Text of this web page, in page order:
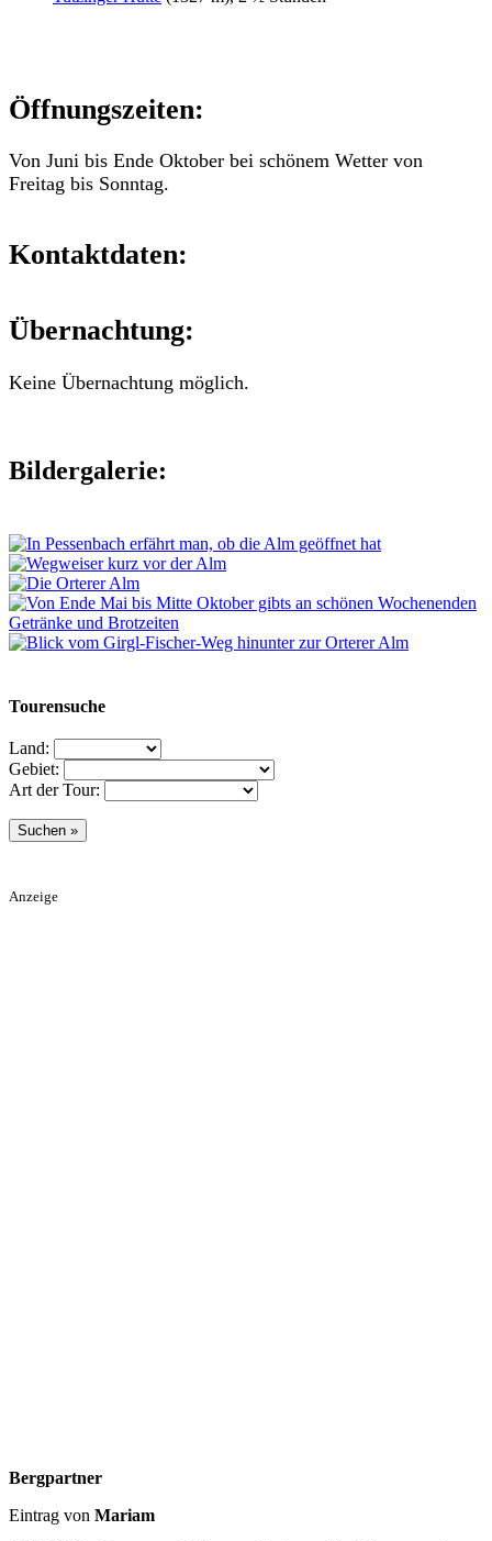
Öffnungszeiten:
Von Juni bis Ende Oktober bei schönem Wetter von
Freitag bis Sonntag.
Kontaktdaten:
Übernachtung:
Keine Übernachtung möglich.
Bildergalerie:
Tourensuche
Land:
Gebiet:
Art der Tour:
Anzeige
Bergpartner
Eintrag von Mariam